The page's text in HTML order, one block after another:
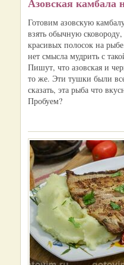
Готовим азовскую
взять обычную
красивых полосок на
нет смысла мудрить с
Пишут, что азовская и
то же. Эти тушки были
сказать, эта рыба что
Пробуем?